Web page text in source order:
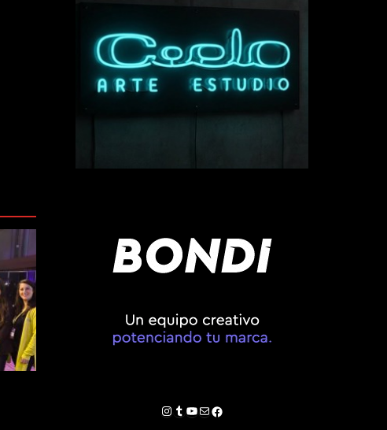
Instagram
Tumblr
YouTube
Correo electrónico
Facebook